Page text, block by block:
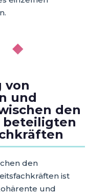
◆
von
und
den
beteiligten
den
ist
und